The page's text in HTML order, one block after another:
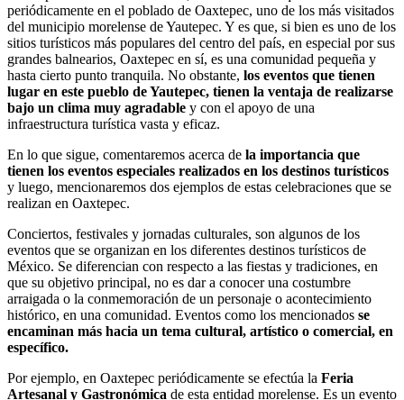
periódicamente en el poblado de Oaxtepec, uno de los más visitados
del municipio morelense de Yautepec. Y es que, si bien es uno de los
sitios turísticos más populares del centro del país, en especial por sus
grandes balnearios, Oaxtepec en sí, es una comunidad pequeña y
hasta cierto punto tranquila. No obstante, los eventos que tienen
lugar en este pueblo de Yautepec, tienen la ventaja de realizarse
bajo un clima muy agradable y con el apoyo de una
infraestructura turística vasta y eficaz.
En lo que sigue, comentaremos acerca de la importancia que
tienen los eventos especiales realizados en los destinos turísticos
y luego, mencionaremos dos ejemplos de estas celebraciones que se
realizan en Oaxtepec.
Conciertos, festivales y jornadas culturales, son algunos de los
eventos que se organizan en los diferentes destinos turísticos de
México. Se diferencian con respecto a las fiestas y tradiciones, en
que su objetivo principal, no es dar a conocer una costumbre
arraigada o la conmemoración de un personaje o acontecimiento
histórico, en una comunidad. Eventos como los mencionados se
encaminan más hacia un tema cultural, artístico o comercial, en
específico.
Por ejemplo, en Oaxtepec periódicamente se efectúa la Feria
Artesanal y Gastronómica de esta entidad morelense. Es un evento